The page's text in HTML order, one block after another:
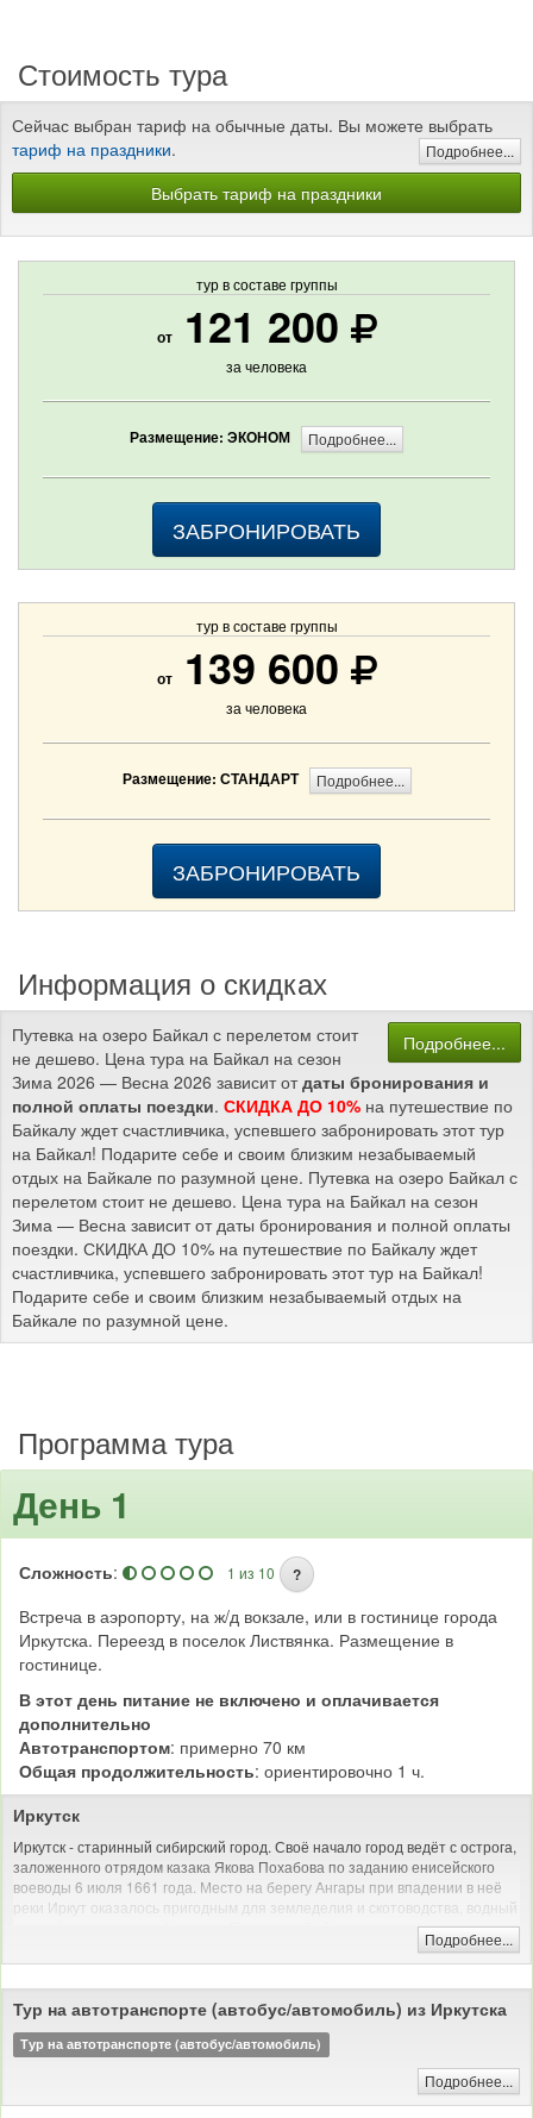
Стоимость тура
Сейчас выбран тариф на обычные даты. Вы можете выбрать
тариф на праздники. Подробнее...
Выбрать тариф на праздники
тур в составе группы
от121 200
за человека
Размещение: ЭКОНОМ Подробнее...
ЗАБРОНИРОВАТЬ
тур в составе группы
от139 600
за человека
Размещение: СТАНДАРТ Подробнее...
ЗАБРОНИРОВАТЬ
Информация о скидках
Подробнее...
Путевка на озеро Байкал с перелетом стоит
не дешево. Цена тура на Байкал на сезон
Зима 2026 — Весна 2026 зависит отдаты бронирования и
полной оплаты поездки. СКИДКА ДО 10% на путешествие по
Байкалу ждет счастливчика, успевшего забронировать этот тур
на Байкал! Подарите себе и своим близким незабываемый
отдых на Байкале по разумной цене. Путевка на озеро Байкал с
перелетом стоит не дешево. Цена тура на Байкал на сезон
Зима — Весна зависит от даты бронирования и полной оплаты
поездки. СКИДКА ДО 10% на путешествие по Байкалу ждет
счастливчика, успевшего забронировать этот тур на Байкал!
Подарите себе и своим близким незабываемый отдых на
Байкале по разумной цене.
Программа тура
День 1
Сложность: 1 из 10 ?
Встреча в аэропорту, на ж/д вокзале, или в гостинице города
Иркутска. Переезд в поселок Листвянка. Размещение в
гостинице.
В этот день питание не включено и оплачивается
дополнительно
Автотранспортом: примерно 70 км
Общая продолжительность: ориентировочно 1 ч.
Иркутск
Иркутск - старинный сибирский город. Своё начало город ведёт с острога,
заложенного отрядом казака Якова Похабова по заданию енисейского
воеводы 6 июля 1661 года. Место на берегу Ангары при впадении в неё
реки Иркут оказалось пригодным для земледелия и скотоводства, водный
В день закладки острога Похабов докладывал: «Тут место самое лучшее,
— все близко; а опроче того места острогу ставить негде: места степные и
неугожие».
До Октябрьской революции Иркутск был купеческим городом, долгое
время процветавшим на российско-китайской торговле, а позднее на
золотопромышленности; местом политической ссылки. С 1803 года
являлся центром Сибирского, с 1822 по 1884 год — Восточно-Сибирского
Подробнее...
Тур на автотранспорте (автобус/автомобиль) из Иркутска
Тур на автотранспорте (автобус/автомобиль)
Подробнее...